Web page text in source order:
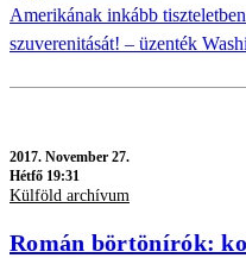
Amerikának inkább
szuverenitását! – üzenték
2017. November 27.
Hétfő 19:31
Külföld archívum
Román börtönírók: